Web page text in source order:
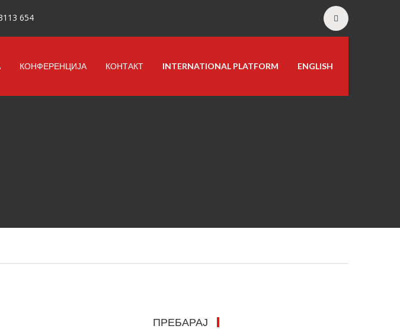
654
КОНФЕРЕНЦИЈА КОНТАКТ INTERNATIONAL PLATFORM ENGLISH
ПРЕБАРАЈ